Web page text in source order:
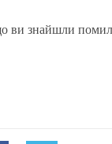
ви знайшли